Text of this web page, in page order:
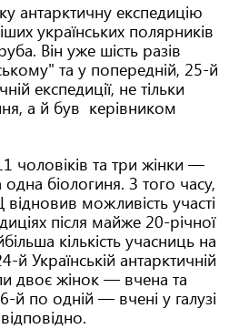
антарктичну експедицію
українських полярників
Він уже шість разів
та у попередній, 25-й
експедиції, не тільки
а й був керівником
чоловіків та три жінки —
біологиня. З того часу,
можливість участі
після майже 20-річної
кількість учасниць на
й Українській антарктичній
двоє жінок — вчена та
й по одній — вчені у галузі